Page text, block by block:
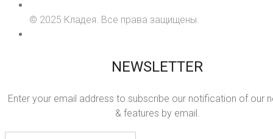
© 2025 Кладея. Все права защищены.
NEWSLETTER
Enter your email address to subscribe our notification of our
& features by email.